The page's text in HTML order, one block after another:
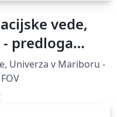
vede,
predloga
Univerza v Mariboru -